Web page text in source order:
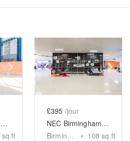
slideShow next slide
Birmingham Convention Centre - The ICC Experiential Space
sq ft
Show previous slide
£395 /jour
NEC Birmingham Experiential Space
Birmingham
• 108 sq ft